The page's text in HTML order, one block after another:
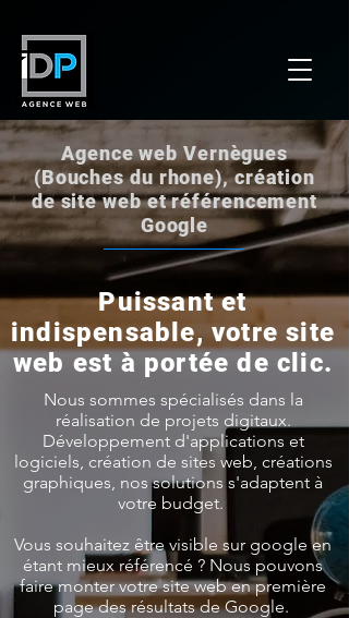
Agence web Vernègues
(Bouches du rhone), création
de site web et référencement
Google
Puissant et
indispensable, votre site
web est à portée de clic.
Nous sommes spécialisés dans la
réalisation de projets digitaux.
Développement d'applications et
logiciels, création de sites web, créations
graphiques, nos solutions s'adaptent à
votre budget.
Vous souhaitez être visible sur google en
étant mieux référencé ? Nous pouvons
faire monter votre site web en première
page des résultats de Google.